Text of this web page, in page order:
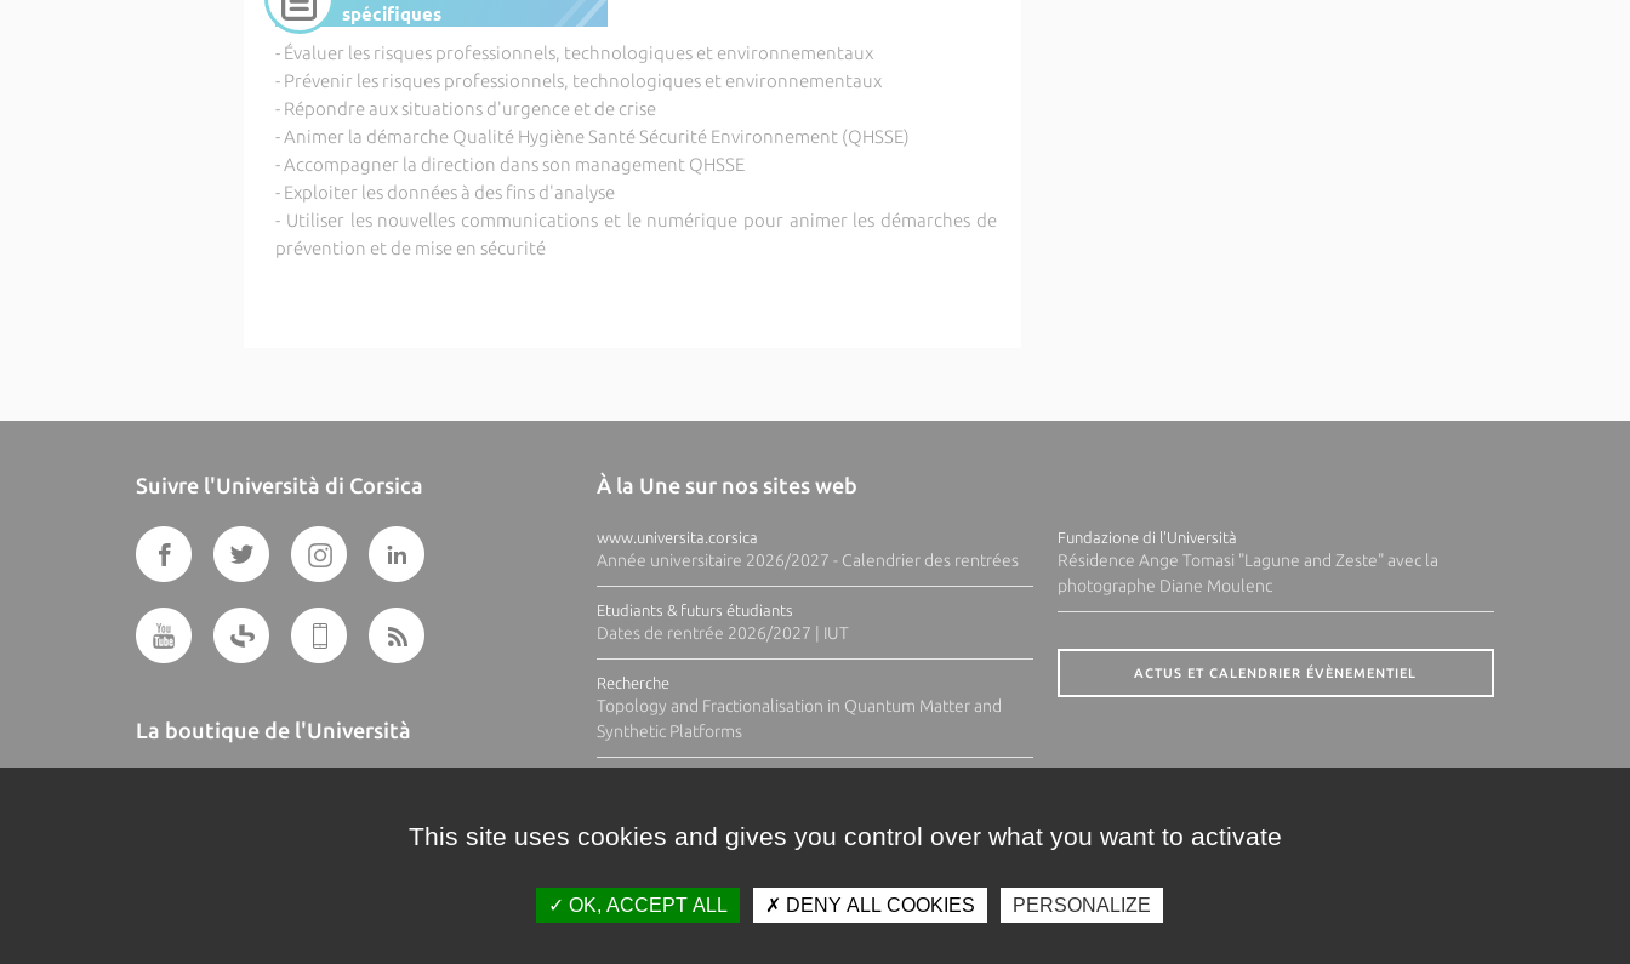
spécifiques
- Évaluer les risques professionnels, technologiques et environnementaux
- Prévenir les risques professionnels, technologiques et environnementaux
- Répondre aux situations d'urgence et de crise
- Animer la démarche Qualité Hygiène Santé Sécurité Environnement (QHSSE)
- Accompagner la direction dans son management QHSSE
- Exploiter les données à des fins d'analyse
- Utiliser les nouvelles communications et le numérique pour animer les démarches de
prévention et de mise en sécurité
Suivre l'Università di Corsica
La boutique de l'Università
À la Une sur nos sites web
www.universita.corsica
Année universitaire 2026/2027 - Calendrier des rentrées
Etudiants & futurs étudiants
Dates de rentrée 2026/2027 | IUT
Recherche
Topology and Fractionalisation in Quantum Matter and
Synthetic Platforms
Fundazione di l'Università
Résidence Ange Tomasi "Lagune and Zeste" avec la
photographe Diane Moulenc
ACTUS ET CALENDRIER ÉVÈNEMENTIEL
This site uses cookies and gives you control over what you want to activate
OK, ACCEPT ALL DENY ALL COOKIES PERSONALIZE